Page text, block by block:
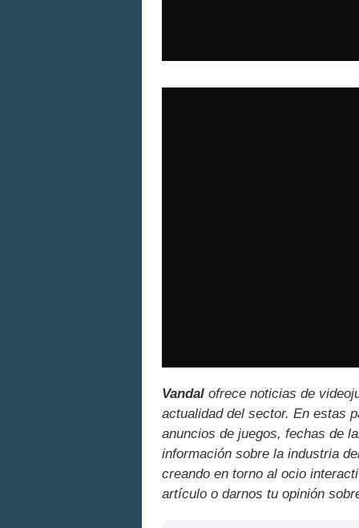
Vandal ofrece noticias de
actualidad del sector. En estas
anuncios de juegos, fechas de
información sobre la industria
creando en torno al ocio
artículo o darnos tu opinión